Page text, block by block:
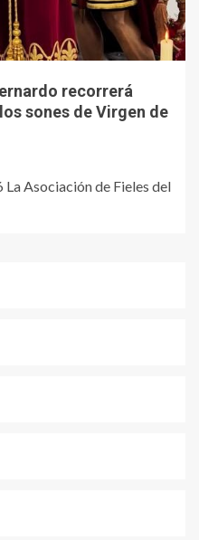
recorrerá
sones de Virgen de
La Asociación de Fieles del